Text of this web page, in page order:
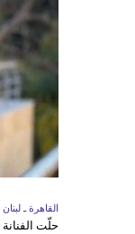
القاهرة ـ لبنان
حلّت